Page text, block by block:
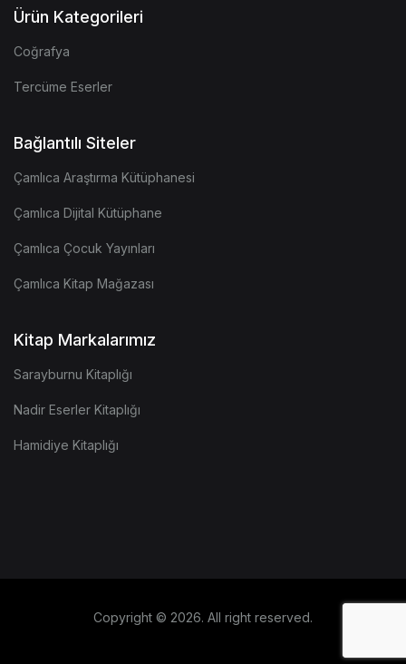
Ürün Kategorileri
Coğrafya
Tercüme Eserler
Bağlantılı Siteler
Çamlıca Araştırma Kütüphanesi
Çamlıca Dijital Kütüphane
Çamlıca Çocuk Yayınları
Çamlıca Kitap Mağazası
Kitap Markalarımız
Sarayburnu Kitaplığı
Nadir Eserler Kitaplığı
Hamidiye Kitaplığı
Copyright © 2026. All right reserved.